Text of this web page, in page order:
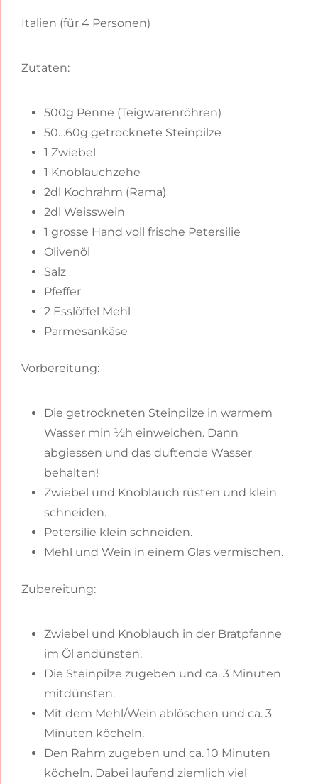
Italien (für 4 Personen)
Zutaten:
500g Penne (Teigwarenröhren)
50…60g getrocknete Steinpilze
1 Zwiebel
1 Knoblauchzehe
2dl Kochrahm (Rama)
2dl Weisswein
1 grosse Hand voll frische Petersilie
Olivenöl
Salz
Pfeffer
2 Esslöffel Mehl
Parmesankäse
Vorbereitung:
Die getrockneten Steinpilze in warmem
Wasser min ½h einweichen. Dann
abgiessen und das duftende Wasser
behalten!
Zwiebel und Knoblauch rüsten und klein
schneiden.
Petersilie klein schneiden.
Mehl und Wein in einem Glas vermischen.
Zubereitung:
Zwiebel und Knoblauch in der Bratpfanne
im Öl andünsten.
Die Steinpilze zugeben und ca. 3 Minuten
mitdünsten.
Mit dem Mehl/Wein ablöschen und ca. 3
Minuten köcheln.
Den Rahm zugeben und ca. 10 Minuten
köcheln. Dabei laufend ziemlich viel